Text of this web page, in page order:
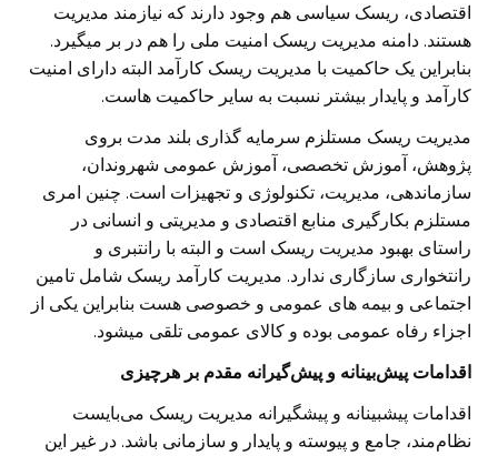
اقتصادی، ریسک سیاسی هم وجود دارند که نیازمند مدیریت
هستند. دامنه مدیریت ریسک امنیت ملی را هم در بر میگیرد.
بنابراین یک حاکمیت با مدیریت ریسک کارآمد البته دارای امنیت
کارآمد و پایدار بیشتر نسبت به سایر حاکمیت هاست.
مدیریت ریسک مستلزم سرمایه گذاری بلند مدت بروی
پژوهش، آموزش تخصصی، آموزش عمومی شهروندان،
سازماندهی، مدیریت، تکنولوژی و تجهیزات است. چنین امری
مستلزم بکارگیری منابع اقتصادی و مدیریتی و انسانی در
راستای بهبود مدیریت ریسک است و البته با رانتبری و
رانتخواری سازگاری ندارد. مدیریت کارآمد ریسک شامل تامین
اجتماعی و بیمه های عمومی و خصوصی هست بنابراین یکی از
اجزاء رفاه عمومی بوده و کالای عمومی تلقی میشود.
اقدامات پیش‌بینانه و پیش‌گیرانه مقدم بر هرچیزی
اقدامات پیشبینانه و پیشگیرانه مدیریت ریسک می‌بایست
نظام‌مند، جامع و پیوسته و پایدار و سازمانی باشد. در غیر این